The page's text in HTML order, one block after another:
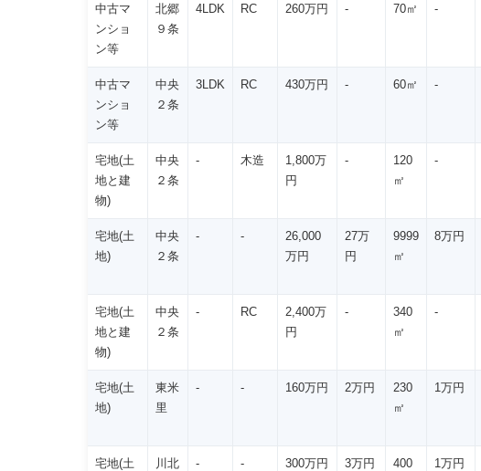
中古マ
ンショ
ン等
北郷
９条
4LDK RC 260万円 - 70㎡ -
中古マ
ンショ
ン等
中央
２条
3LDK RC 430万円 - 60㎡ -
宅地(土
地と建
物)
中央
２条
- 木造
1,800万
円
-
120
㎡
-
宅地(土
地)
中央
２条
- -
26,000
万円
27万
円
9999
㎡
8万円
宅地(土
地と建
物)
中央
２条
- RC
2,400万
円
-
340
㎡
-
宅地(土
地)
東米
里
- - 160万円 2万円
230
㎡
1万円
宅地(土
川北 - - 300万円 3万円
400
1万円